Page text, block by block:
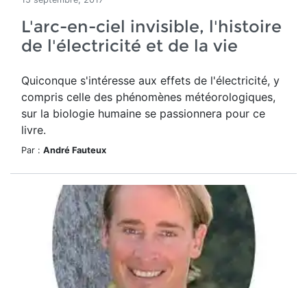
L'arc-en-ciel invisible, l'histoire
de l'électricité et de la vie
Quiconque s'intéresse aux effets de l'électricité, y
compris celle des phénomènes météorologiques,
sur la biologie humaine se passionnera pour ce
livre.
Par : André Fauteux